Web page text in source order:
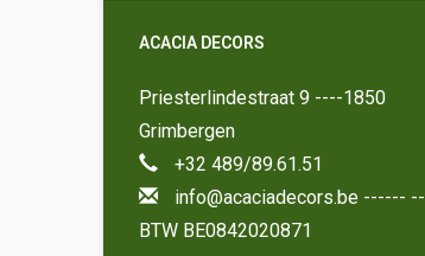
ACACIA DECORS
Priesterlindestraat 9 ----1850
Grimbergen
+32 489/89.61.51
info@acaciadecors.be ------ --
BTW BE0842020871